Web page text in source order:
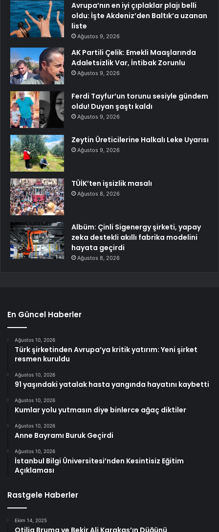
Avrupa’nın en iyi çıplaklar plajı belli
oldu: İşte Akdeniz’den Baltık’a uzanan
liste
Ağustos 9, 2026
AK Partili Çelik: Emekli Maaşlarında
Adaletsizlik Var, İntibak Zorunlu
Ağustos 9, 2026
Ferdi Tayfur’un torunu sesiyle gündem
oldu! Duyan şaştı kaldı
Ağustos 9, 2026
Zeytin Üreticilerine Halkalı Leke Uyarısı
Ağustos 9, 2026
TÜİK’ten işsizlik masalı
Ağustos 8, 2026
Albüm: Çinli Sigenergy şirketi, yapay
zeka destekli akıllı fabrika modelini
hayata geçirdi
Ağustos 8, 2026
En Güncel Haberler
Ağustos 10, 2026
Türk şirketinden Avrupa’ya kritik yatırım: Yeni şirket
resmen kuruldu
Ağustos 10, 2026
91 yaşındaki yatalak hasta yangında hayatını kaybetti
Ağustos 10, 2026
Kumlar yolu yutmasın diye binlerce ağaç diktiler
Ağustos 10, 2026
Anne Bayramı Buruk Geçirdi
Ağustos 10, 2026
İstanbul Bilgi Üniversitesi’nden Kesintisiz Eğitim
Açıklaması
Rastgele Haberler
Ekim 14, 2025